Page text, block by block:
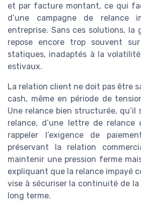
et par facture montant, ce qui
d’une campagne de relance
entreprise. Sans ces solutions, la
repose encore trop souvent
statiques, inadaptés à la
estivaux.
La relation client ne doit pas être
cash, même en période de
Une relance bien structurée, qu’il
relance, d’une lettre de relance
rappeler l’exigence de
préservant la relation
maintenir une pression ferme
expliquant que la relance impayé
vise à sécuriser la continuité de
long terme.